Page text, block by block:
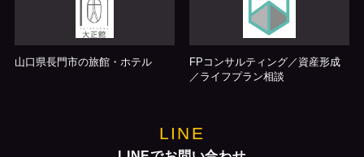
山口県長門市の旅館・ホテル
FPコンサルティング／資産形成
／ライフプラン相談
LINE